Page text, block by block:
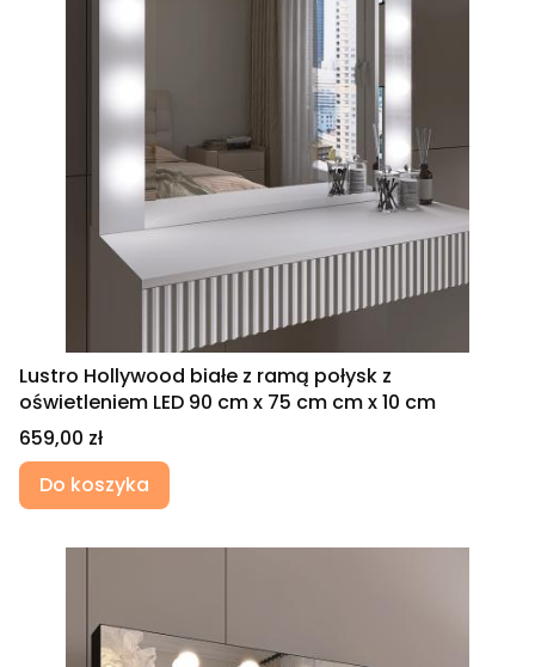
Lustro Hollywood białe z ramą połysk z
oświetleniem LED 90 cm x 75 cm cm x 10 cm
Cena
659,00 zł
Do koszyka